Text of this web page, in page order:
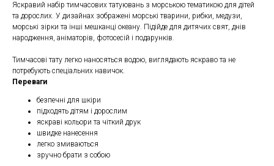
Яскравий набір тимчасових татуювань з морською тематикою для дітей
та дорослих. У дизайнах зображені морські тварини, рибки, медузи,
морські зірки та інші мешканці океану. Підійде для дитячих свят, днів
народження, аніматорів, фотосесій і подарунків.
Тимчасові тату легко наносяться водою, виглядають яскраво та не
потребують спеціальних навичок.
Переваги
безпечні для шкіри
підходять дітям і дорослим
яскраві кольори та чіткий друк
швидке нанесення
легко змиваються
зручно брати з собою